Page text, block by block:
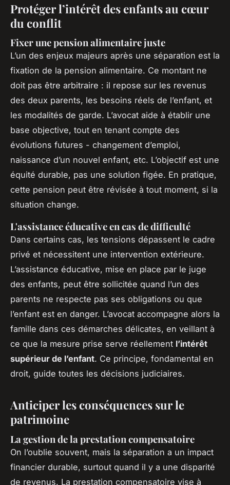
Protéger l’intérêt des enfants au cœur
du conflit
Fixer une pension alimentaire juste
L’un des enjeux majeurs après une séparation est la
fixation de la pension alimentaire. Ce montant ne
doit pas être arbitraire : il repose sur les revenus
des deux parents, les besoins réels de l’enfant, et
les modalités de garde. L’avocat aide à établir une
base objective, tout en tenant compte des
évolutions futures - changement d’emploi,
naissance d’un nouvel enfant, etc. L’objectif est une
équité durable, pas une solution figée. En pratique,
cette pension peut être révisée à tout moment, si la
situation change.
L'assistance éducative en cas de difficulté
Dans certains cas, les tensions dépassent le cadre
privé et nécessitent une intervention extérieure.
L’assistance éducative, mise en place par le juge
des enfants, peut être sollicitée quand l’un des
parents ne respecte pas ses obligations ou que
l’enfant est en danger. L’avocat accompagne alors la
famille dans ces démarches délicates, en veillant à
ce que la mesure prise serve réellement l’intérêt
supérieur de l’enfant. Ce principe, fondamental en
droit, guide toutes les décisions judiciaires.
Anticiper les conséquences sur le
patrimoine
La gestion de la prestation compensatoire
On l’oublie souvent, mais la séparation a un impact
financier durable, surtout quand il y a une disparité
de revenus. La prestation compensatoire vise à